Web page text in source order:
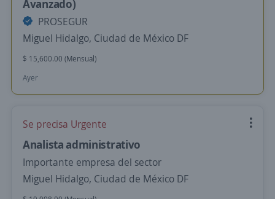
Avanzado)
PROSEGUR
Miguel Hidalgo, Ciudad de México DF
$ 15,600.00 (Mensual)
Ayer
Se precisa Urgente
Analista administrativo
Importante empresa del sector
Miguel Hidalgo, Ciudad de México DF